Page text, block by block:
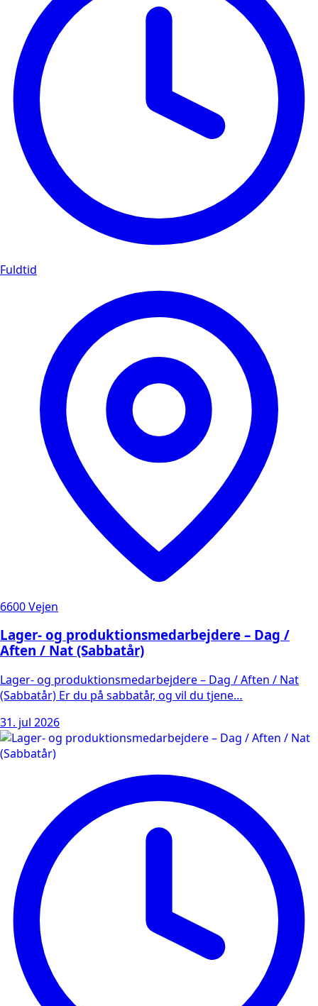
Fuldtid
6600 Vejen
Lager- og produktionsmedarbejdere – Dag /
Aften / Nat (Sabbatår)
Lager- og produktionsmedarbejdere – Dag / Aften / Nat
(Sabbatår) Er du på sabbatår, og vil du tjene…
31. jul 2026